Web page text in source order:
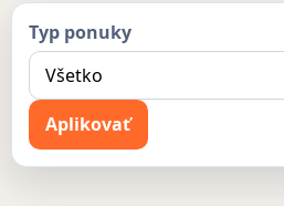
Typ ponuky
Aplikovať